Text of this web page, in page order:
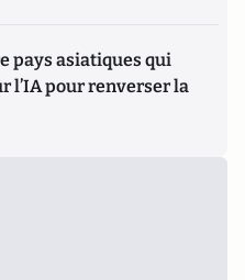
pays asiatiques qui
l’IA pour renverser la